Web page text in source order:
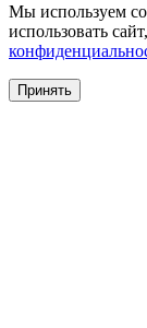
Мы используем
использовать
Принять